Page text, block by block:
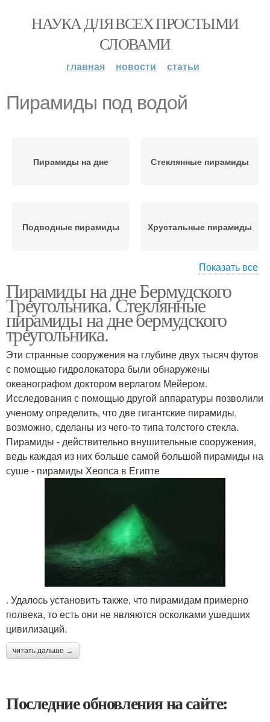
НАУКА ДЛЯ ВСЕХ ПРОСТЫМИ
СЛОВАМИ
главная новости статьи
Пирамиды под водой
Пирамиды на дне Стеклянные пирамиды
Подводные пирамиды Хрустальные пирамиды
Пирамиды в океане
Показать все
Пирамиды на дне Бермудского
Треугольника. Стеклянные
пирамиды на дне бермудского
треугольника.
Эти странные сооружения на глубине двух тысяч футов
с помощью гидролокатора были обнаружены
океанографом доктором верлагом Мейером.
Исследования с помощью другой аппаратуры позволили
ученому определить, что две гигантские пирамиды,
возможно, сделаны из чего-то типа толстого стекла.
Пирамиды - действительно внушительные сооружения,
ведь каждая из них больше самой большой пирамиды на
суше - пирамиды Хеопса в Египте
. Удалось установить также, что пирамидам примерно
полвека, то есть они не являются осколками ушедших
цивилизаций.
читать дальше →
Последние обновления на сайте: